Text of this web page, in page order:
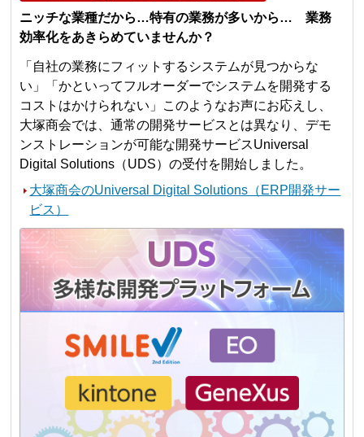
ニッチな業種だから…特有の業務が多いから… 業務
効率化をあきらめていませんか？
「自社の業務にフィットするシステムが見つからな
い」「かといってフルオーダーでシステムを開発する
コストはかけられない」このようなお声にお応えし、
大塚商会では、通常の開発サービスとは異なり、デモ
ンストレーションが可能な開発サービスUniversal
Digital Solutions（UDS）の受付を開始しました。
大塚商会のUniversal Digital Solutions（ERP開発サー
ビス）